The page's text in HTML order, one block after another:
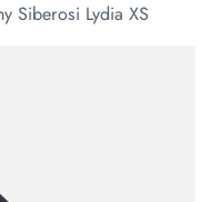
Siberosi Lydia XS